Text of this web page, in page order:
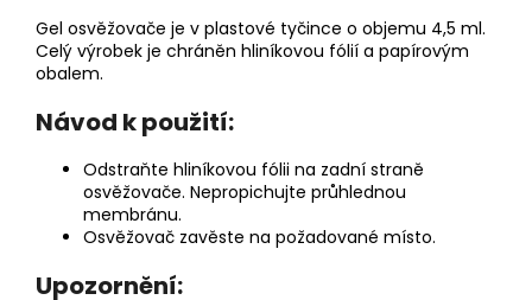
Gel osvěžovače je v plastové tyčince o objemu 4,5 ml.
Celý výrobek je chráněn hliníkovou fólií a papírovým
obalem.
Návod k použití:
Odstraňte hliníkovou fólii na zadní straně
osvěžovače. Nepropichujte průhlednou
membránu.
Osvěžovač zavěste na požadované místo.
Upozornění: